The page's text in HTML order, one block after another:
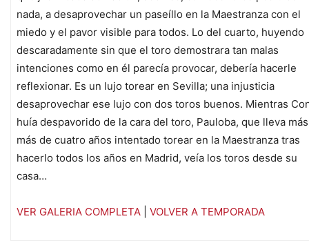
nada, a desaprovechar un paseíllo en la Maestranza con el
miedo y el pavor visible para todos. Lo del cuarto, huyendo
descaradamente sin que el toro demostrara tan malas
intenciones como en él parecía provocar, debería hacerle
reflexionar. Es un lujo torear en Sevilla; una injusticia
desaprovechar ese lujo con dos toros buenos. Mientras
huía despavorido de la cara del toro, Pauloba, que lleva más
más de cuatro años intentado torear en la Maestranza tras
hacerlo todos los años en Madrid, veía los toros desde su
casa…
VER GALERIA COMPLETA VOLVER A TEMPORADA